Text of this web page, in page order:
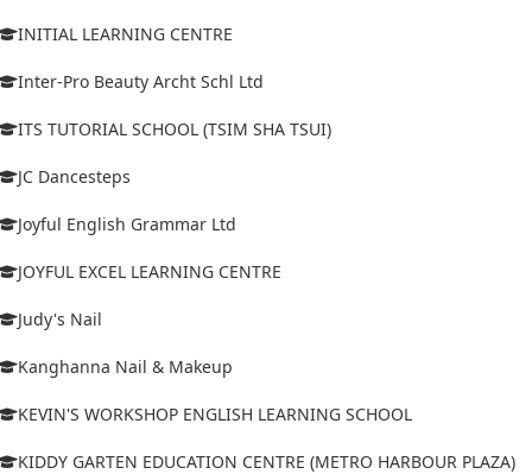
INITIAL LEARNING CENTRE
Inter-Pro Beauty Archt Schl Ltd
ITS TUTORIAL SCHOOL (TSIM SHA TSUI)
JC Dancesteps
Joyful English Grammar Ltd
JOYFUL EXCEL LEARNING CENTRE
Judy's Nail
Kanghanna Nail & Makeup
KEVIN'S WORKSHOP ENGLISH LEARNING SCHOOL
KIDDY GARTEN EDUCATION CENTRE (METRO HARBOUR PLAZA)